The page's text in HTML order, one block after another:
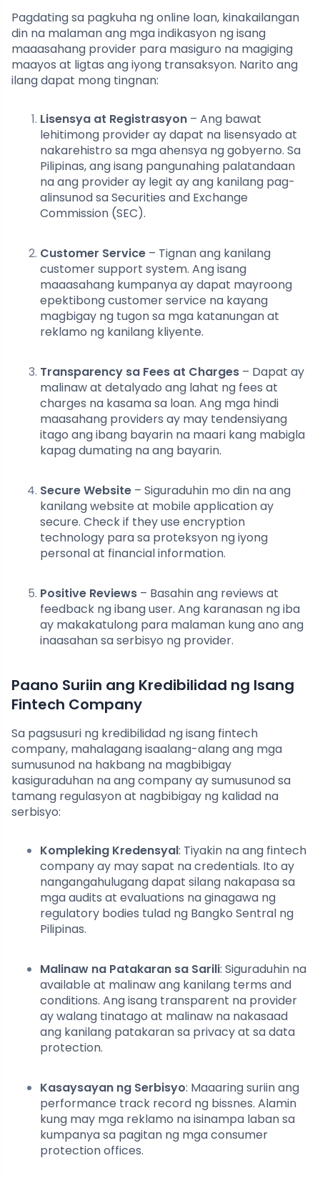
Pagdating sa pagkuha ng online loan, kinakailangan
din na malaman ang mga indikasyon ng isang
maaasahang provider para masiguro na magiging
maayos at ligtas ang iyong transaksyon. Narito ang
ilang dapat mong tingnan:
Lisensya at Registrasyon – Ang bawat
lehitimong provider ay dapat na lisensyado at
nakarehistro sa mga ahensya ng gobyerno. Sa
Pilipinas, ang isang pangunahing palatandaan
na ang provider ay legit ay ang kanilang pag-
alinsunod sa Securities and Exchange
Commission (SEC).
Customer Service – Tignan ang kanilang
customer support system. Ang isang
maaasahang kumpanya ay dapat mayroong
epektibong customer service na kayang
magbigay ng tugon sa mga katanungan at
reklamo ng kanilang kliyente.
Transparency sa Fees at Charges – Dapat ay
malinaw at detalyado ang lahat ng fees at
charges na kasama sa loan. Ang mga hindi
maasahang providers ay may tendensiyang
itago ang ibang bayarin na maari kang mabigla
kapag dumating na ang bayarin.
Secure Website – Siguraduhin mo din na ang
kanilang website at mobile application ay
secure. Check if they use encryption
technology para sa proteksyon ng iyong
personal at financial information.
Positive Reviews – Basahin ang reviews at
feedback ng ibang user. Ang karanasan ng iba
ay makakatulong para malaman kung ano ang
inaasahan sa serbisyo ng provider.
Paano Suriin ang Kredibilidad ng Isang
Fintech Company
Sa pagsusuri ng kredibilidad ng isang fintech
company, mahalagang isaalang-alang ang mga
sumusunod na hakbang na magbibigay
kasiguraduhan na ang company ay sumusunod sa
tamang regulasyon at nagbibigay ng kalidad na
serbisyo:
Kompleking Kredensyal: Tiyakin na ang fintech
company ay may sapat na credentials. Ito ay
nangangahulugang dapat silang nakapasa sa
mga audits at evaluations na ginagawa ng
regulatory bodies tulad ng Bangko Sentral ng
Pilipinas.
Malinaw na Patakaran sa Sarili: Siguraduhin na
available at malinaw ang kanilang terms and
conditions. Ang isang transparent na provider
ay walang tinatago at malinaw na nakasaad
ang kanilang patakaran sa privacy at sa data
protection.
Kasaysayan ng Serbisyo: Maaaring suriin ang
performance track record ng bissnes. Alamin
kung may mga reklamo na isinampa laban sa
kumpanya sa pagitan ng mga consumer
protection offices.